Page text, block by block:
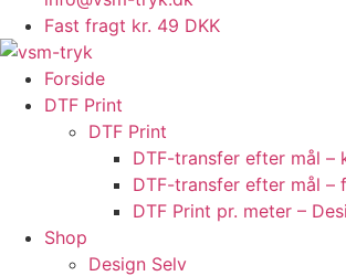
Fast fragt kr. 49 DKK
Forside
DTF Print
DTF Print
DTF-transfer efter mål –
DTF-transfer efter mål
DTF Print pr. meter –
Shop
Design Selv